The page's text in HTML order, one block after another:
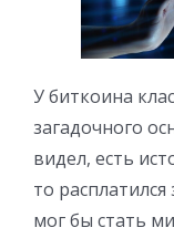
У биткоина
загадочного
видел, есть
то
мог бы стать